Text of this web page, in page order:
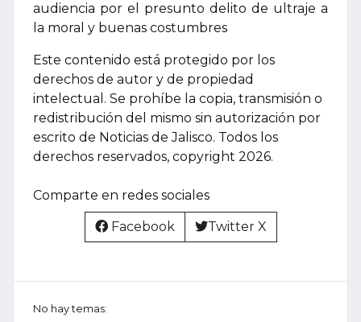
audiencia por el presunto delito de ultraje a
la moral y buenas costumbres
Este contenido está protegido por los
derechos de autor y de propiedad
intelectual. Se prohíbe la copia, transmisión o
redistribución del mismo sin autorización por
escrito de Noticias de Jalisco. Todos los
derechos reservados, copyright 2026.
Comparte en redes sociales
Facebook Twitter X
No hay temas: